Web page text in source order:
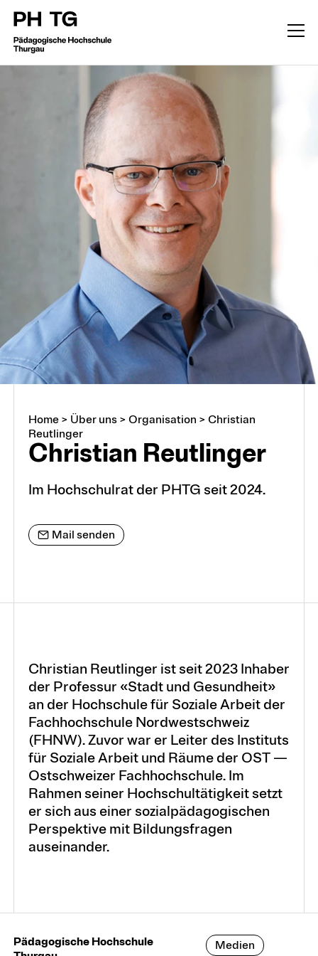
Über uns
Arbeiten an der PHTG
Lehrstellen
Personen und Teams
Home> Über uns> Organisation > Christian
Reutlinger
Christian Reutlinger
Im Hochschulrat der PHTG seit 2024.
Mail senden
Christian Reutlinger ist seit 2023 Inhaber
der Professur «Stadt und Gesundheit»
an der Hochschule für Soziale Arbeit der
Fachhochschule Nordwestschweiz
(FHNW). Zuvor war er Leiter des Instituts
für Soziale Arbeit und Räume der OST —
Ostschweizer Fachhochschule. Im
Rahmen seiner Hochschultätigkeit setzt
er sich aus einer sozial­pädagogischen
Perspektive mit Bildungsfragen
auseinander.
Pädagogische Hochschule
Medien